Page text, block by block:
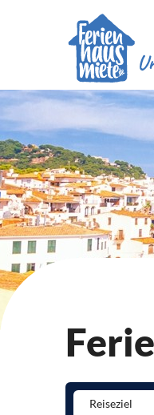
Reiseziel